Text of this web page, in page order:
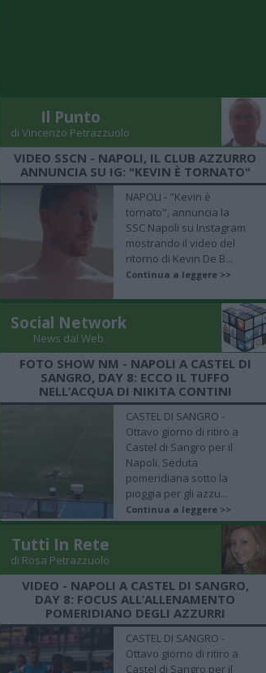
Il Punto
di Vincenzo Petrazzuolo
VIDEO SSCN - NAPOLI, IL CLUB AZZURRO
ANNUNCIA SU IG: "KEVIN È TORNATO"
NAPOLI - "Kevin è
tornato", annuncia la
SSC Napoli su Instagram
mostrando il video del
ritorno di Kevin De B...
Continua a leggere >>
Social Network
News dal Web
FOTO SHOW NM - NAPOLI A CASTEL DI
SANGRO, DAY 8: ECCO IL TUFFO
NELL’ACQUA DI NIKITA CONTINI
CASTEL DI SANGRO -
Ottavo giorno di ritiro a
Castel di Sangro per il
Napoli. Seduta
pomeridiana sotto la
pioggia per gli azzu...
Continua a leggere >>
Tutti In Rete
di Rosa Petrazzuolo
VIDEO - NAPOLI A CASTEL DI SANGRO,
DAY 8: FOCUS ALL’ALLENAMENTO
POMERIDIANO DEGLI AZZURRI
CASTEL DI SANGRO -
Ottavo giorno di ritiro a
Castel di Sangro per il